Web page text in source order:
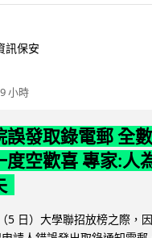
訊保安
小時
誤發取錄電郵 全
度空歡喜 專家:人
5 日）大學聯招放榜之際，